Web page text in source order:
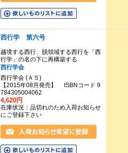
西行学 第六号
越境する西行、脱領域する西行を「西
行学」の名の下に再構築する
西行学会
西行学会 (Ａ５)
【2015年08月発売】 ISBNコード 9
784305004062
4,620円
在庫状況：品切れのため入荷お知らせ
にご登録下さい